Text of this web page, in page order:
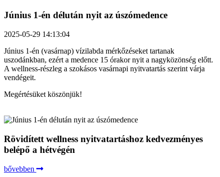
Június 1-én délután nyit az úszómedence
2025-05-29 14:13:04
Június 1-én (vasárnap) vízilabda mérkőzéseket tartanak
uszodánkban, ezért a medence 15 órakor nyit a nagyközönség előtt.
A wellness-részleg a szokásos vasárnapi nyitvatartás szerint várja
vendégeit.
Megértésüket köszönjük!
Rövidített wellness nyitvatartáshoz kedvezményes
belépő a hétvégén
bővebben